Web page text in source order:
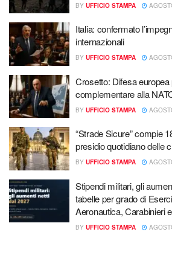
BY UFFICIO STAMPA
Italia: confermato
internazionali
BY UFFICIO STAMPA
Crosetto: Difesa europea
complementare alla
BY UFFICIO STAMPA
“Strade Sicure” compie
presidio quotidiano delle
BY UFFICIO STAMPA
Stipendi militari, gli
tabelle per grado di
Aeronautica, Carabinieri
BY UFFICIO STAMPA